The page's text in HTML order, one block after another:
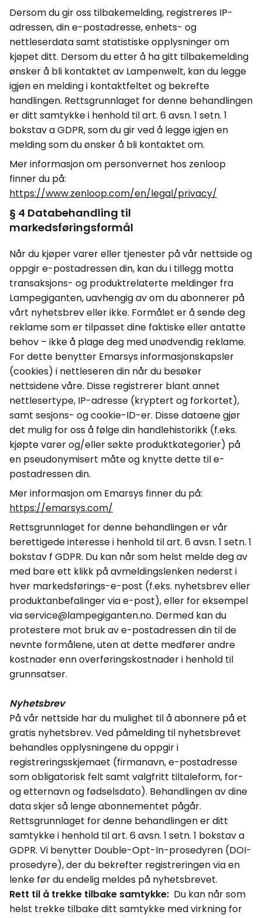
Dersom du gir oss tilbakemelding, registreres IP-
adressen, din e-postadresse, enhets- og
nettleserdata samt statistiske opplysninger om
kjøpet ditt. Dersom du etter å ha gitt tilbakemelding
ønsker å bli kontaktet av Lampenwelt, kan du legge
igjen en melding i kontaktfeltet og bekrefte
handlingen. Rettsgrunnlaget for denne behandlingen
er ditt samtykke i henhold til art. 6avsn. 1 setn. 1
bokstav a GDPR, som du gir ved å legge igjen en
melding som du ønsker å bli kontaktet om.
Mer informasjon om personvernet hos zenloop
finner du på:
https://www.zenloop.com/en/legal/privacy/
§ 4 Databehandling til
markedsføringsformål
Når du kjøper varer eller tjenester på vår nettside og
oppgir e-postadressen din, kan du i tillegg motta
transaksjons- og produktrelaterte meldinger fra
Lampegiganten, uavhengig av om du abonnerer på
vårt nyhetsbrev eller ikke. Formålet er å sende deg
reklame som er tilpasset dine faktiske eller antatte
behov – ikke å plage deg med unødvendig reklame.
For dette benytter Emarsysinformasjonskapsler
(cookies) i nettleseren din når du besøker
nettsidene våre. Disse registrerer blant annet
nettlesertype, IP-adresse (kryptert og forkortet),
samt sesjons- ogcookie-ID-er. Disse dataene gjør
det mulig for oss å følge din handlehistorikk (f.eks.
kjøpte varer og/eller søkte produktkategorier) på
en pseudonymisert måte og knytte dette til e-
postadressen din.
Mer informasjon om Emarsys finner du på:
https://emarsys.com/
Rettsgrunnlaget for denne behandlingen er vår
berettigede interesse i henhold til art. 6avsn. 1 setn. 1
bokstav f GDPR. Du kan når som helst melde deg av
med bare ett klikk på avmeldingslenken nederst i
hver markedsførings-e-post (f.eks. nyhetsbrev eller
produktanbefalinger via e-post), eller for eksempel
via service@lampegiganten.no. Dermed kan du
protestere mot bruk av e-postadressen din til de
nevnte formålene, uten at dette medfører andre
kostnader enn overføringskostnader i henhold til
grunnsatser.
Nyhetsbrev
På vår nettside har du mulighet til å abonnere på et
gratis nyhetsbrev. Ved påmelding til nyhetsbrevet
behandles opplysningene du oppgir i
registreringsskjemaet (firmanavn, e-postadresse
som obligatorisk felt samt valgfritt tiltaleform, for-
og etternavn og fødselsdato). Behandlingen av dine
data skjer så lenge abonnementet pågår.
Rettsgrunnlaget for denne behandlingen er ditt
samtykke i henhold til art. 6avsn. 1 setn. 1 bokstav a
GDPR. Vi benytter Double-Opt-In-prosedyren (DOI-
prosedyre), der du bekrefter registreringen via en
lenke før du endelig meldes på nyhetsbrevet.
Rett til å trekke tilbake samtykke: Du kan når som
helst trekke tilbake ditt samtykke med virkning for